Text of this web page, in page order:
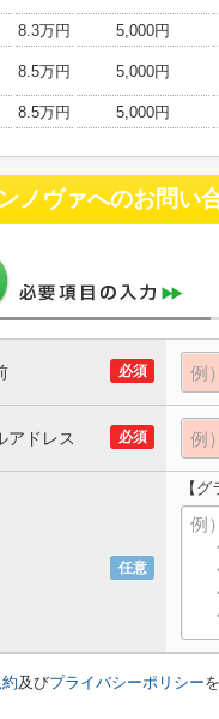
8.3万円 5,000円
8.5万円 5,000円
8.5万円 5,000円
ノヴァへのお問い
必須
必須
アドレス
任意
【
及びプライバシーポリシー